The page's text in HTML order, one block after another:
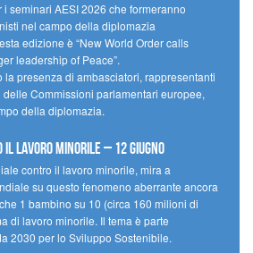
seminari AESI 2026 che formeranno
nel campo della diplomazia
edizione è “New World Order calls
leadership of Peace”.
la presenza di ambasciatori, rappresentanti
Commissioni parlamentari europee,
della diplomazia.
il lavoro minorile – 12 giugno
contro il lavoro minorile, mira a
su questo fenomeno aberrante ancora
1 bambino su 10 (circa 160 milioni di
di lavoro minorile. Il tema è parte
2030 per lo Sviluppo Sostenibile.